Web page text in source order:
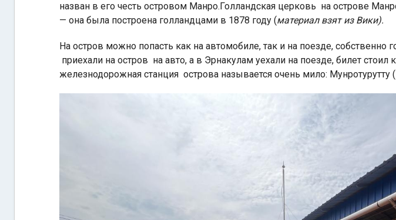
назван в его честь островом Манро.Голландская церковь на острове
— она была построена голландцами в 1878 году (материал взят из Вики).
На остров можно попасть как на автомобиле, так и на поезде, собственно
приехали на остров на авто, а в Эрнакулам уехали на поезде, билет стоил
железнодорожная станция острова называется очень мило: Мунротурутту